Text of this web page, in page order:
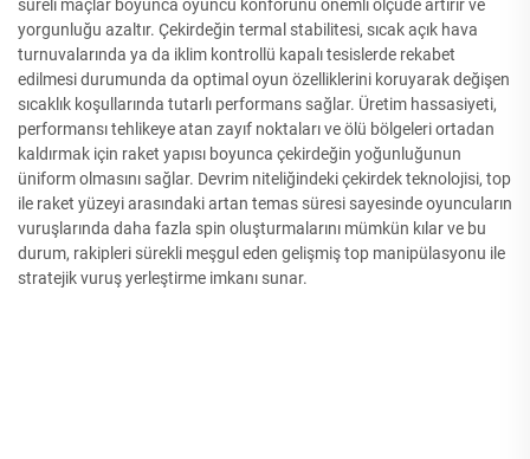
süreli maçlar boyunca oyuncu konforunu önemli ölçüde artırır ve
yorgunluğu azaltır. Çekirdeğin termal stabilitesi, sıcak açık hava
turnuvalarında ya da iklim kontrollü kapalı tesislerde rekabet
edilmesi durumunda da optimal oyun özelliklerini koruyarak değişen
sıcaklık koşullarında tutarlı performans sağlar. Üretim hassasiyeti,
performansı tehlikeye atan zayıf noktaları ve ölü bölgeleri ortadan
kaldırmak için raket yapısı boyunca çekirdeğin yoğunluğunun
üniform olmasını sağlar. Devrim niteliğindeki çekirdek teknolojisi, top
ile raket yüzeyi arasındaki artan temas süresi sayesinde oyuncuların
vuruşlarında daha fazla spin oluşturmalarını mümkün kılar ve bu
durum, rakipleri sürekli meşgul eden gelişmiş top manipülasyonu ile
stratejik vuruş yerleştirme imkanı sunar.